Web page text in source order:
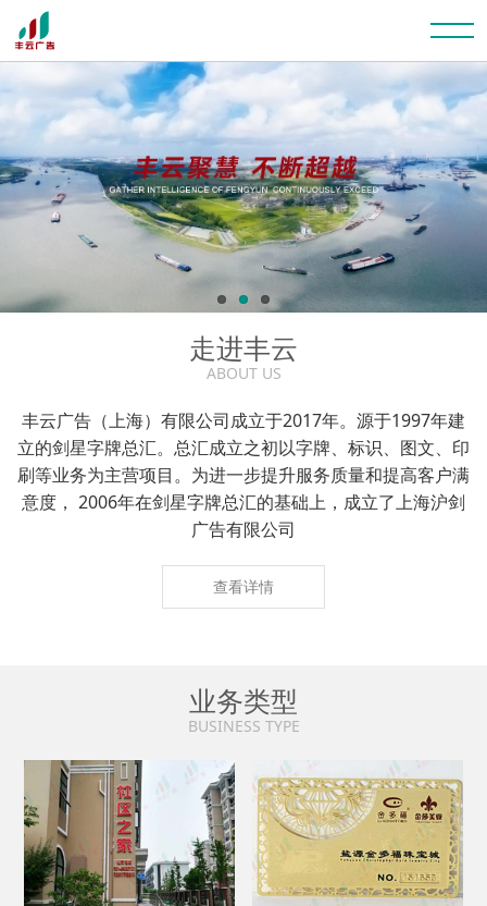
走进丰云
ABOUT US
丰云广告（上海）有限公司成立于2017年。源于1997年建
立的剑星字牌总汇。总汇成立之初以字牌、标识、图文、印
刷等业务为主营项目。为进一步提升服务质量和提高客户满
意度， 2006年在剑星字牌总汇的基础上，成立了上海沪剑
广告有限公司
查看详情
业务类型
BUSINESS TYPE